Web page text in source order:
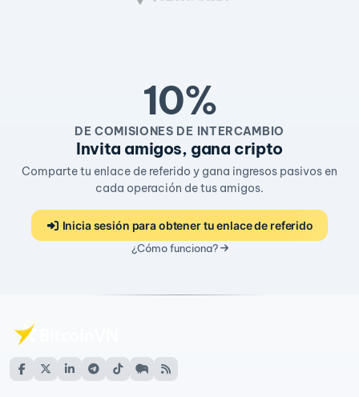
10%
DE COMISIONES DE INTERCAMBIO
Invita amigos, gana cripto
Comparte tu enlace de referido y gana ingresos pasivos en
cada operación de tus amigos.
Inicia sesión para obtener tu enlace de referido
¿Cómo funciona?